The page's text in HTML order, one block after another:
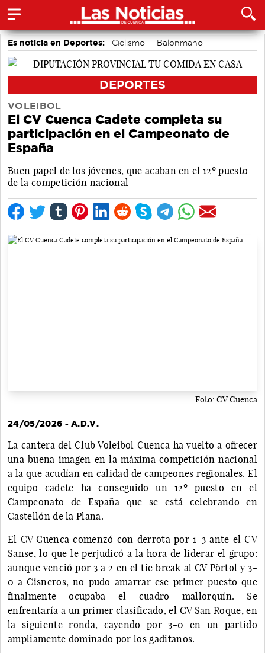
Es noticia en Deportes: Ciclismo
Balonmano
Bádminton
Motor
DEPORTES
VOLEIBOL
El CV Cuenca Cadete completa su
participación en el Campeonato de
España
Buen papel de los jóvenes, que acaban en el 12º puesto
de la competición nacional
Foto: CV Cuenca
24/05/2026 - A.D.V.
La cantera del Club Voleibol Cuenca ha vuelto a ofrecer
una buena imagen en la máxima competición nacional
a la que acudían en calidad de campeones regionales. El
equipo cadete ha conseguido un 12º puesto en el
Campeonato de España que se está celebrando en
Castellón de la Plana.
El CV Cuenca comenzó con derrota por 1-3 ante el CV
Sanse, lo que le perjudicó a la hora de liderar el grupo:
aunque venció por 3 a 2 en el tie break al CV Pòrtol y 3-
0 a Cisneros, no pudo amarrar ese primer puesto que
finalmente ocupaba el cuadro mallorquín. Se
enfrentaría a un primer clasificado, el CV San Roque, en
la siguiente ronda, cayendo por 3-0 en un partido
ampliamente dominado por los gaditanos.